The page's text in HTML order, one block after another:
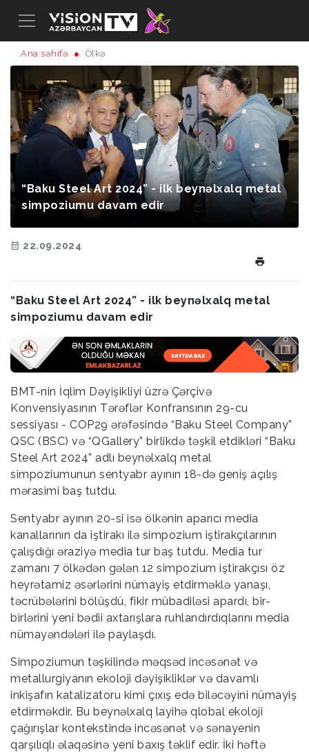
Ana səhifə Ölkə
“Baku Steel Art 2024” - ilk beynəlxalq metal
simpoziumu davam edir
22.09.2024
“Baku Steel Art 2024” - ilk beynəlxalq metal
simpoziumu davam edir
BMT-nin İqlim Dəyişikliyi üzrə Çərçivə
Konvensiyasının Tərəflər Konfransının 29-cu
sessiyası - COP29 ərəfəsində “Baku Steel Company”
QSC (BSC) və “QGallery” birlikdə təşkil etdikləri “Baku
Steel Art 2024” adlı beynəlxalq metal
simpoziumunun sentyabr ayının 18-də geniş açılış
mərasimi baş tutdu.
Sentyabr ayının 20-si isə ölkənin aparıcı media
kanallarının da iştirakı ilə simpozium iştirakçılarının
çalışdığı əraziyə media tur baş tutdu. Media tur
zamanı 7 ölkədən gələn 12 simpozium iştirakçısı öz
heyrətamiz əsərlərini nümayiş etdirməklə yanaşı,
təcrübələrini bölüşdü, fikir mübadiləsi apardı, bir-
birlərini yeni bədii axtarışlara ruhlandırdıqlarını media
nümayəndələri ilə paylaşdı.
Simpoziumun təşkilində məqsəd incəsənət və
metallurgiyanın ekoloji dəyişikliklər və davamlı
inkişafın katalizatoru kimi çıxış edə biləcəyini nümayiş
etdirməkdir. Bu beynəlxalq layihə qlobal ekoloji
çağırışlar kontekstində incəsənət və sənayenin
qarşılıqlı əlaqəsinə yeni baxış təklif edir. İki həftə